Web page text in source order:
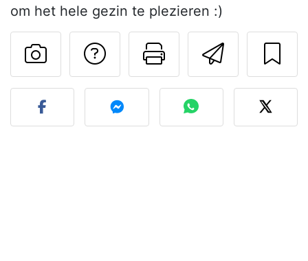
om het hele gezin te plezieren :)
Stuur
Print deze
Stel een vraag
Plaats je foto van dit